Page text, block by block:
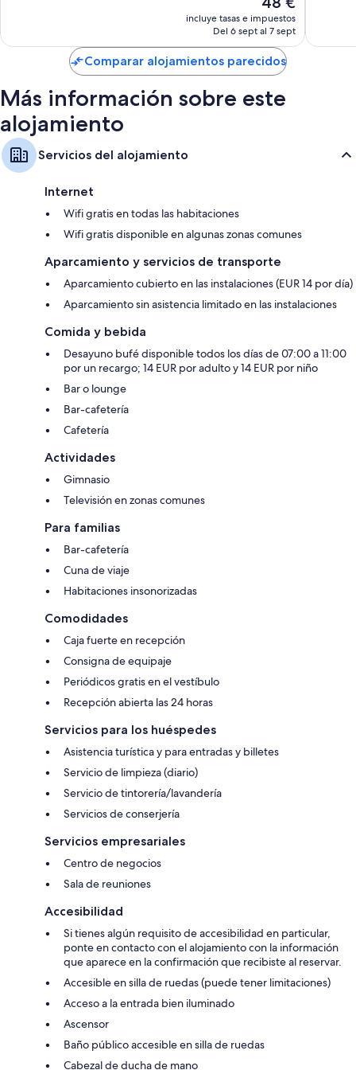
precio
actual
de
48 €
incluye tasas e impuestos
Del 6 sept al 7 sept
Comparar alojamientos parecidos
Más información sobre este
alojamiento
Servicios del alojamiento
Internet
Wifi gratis en todas las habitaciones
Wifi gratis disponible en algunas zonas comunes
Aparcamiento y servicios de transporte
Aparcamiento cubierto en las instalaciones (EUR 14 por día)
Aparcamiento sin asistencia limitado en las instalaciones
Comida y bebida
Desayuno bufé disponible todos los días de 07:00 a 11:00
por un recargo; 14 EUR por adulto y 14 EUR por niño
Bar o lounge
Bar-cafetería
Cafetería
Actividades
Gimnasio
Televisión en zonas comunes
Para familias
Bar-cafetería
Cuna de viaje
Habitaciones insonorizadas
Comodidades
Caja fuerte en recepción
Consigna de equipaje
Periódicos gratis en el vestíbulo
Recepción abierta las 24 horas
Servicios para los huéspedes
Asistencia turística y para entradas y billetes
Servicio de limpieza (diario)
Servicio de tintorería/lavandería
Servicios de conserjería
Servicios empresariales
Centro de negocios
Sala de reuniones
Accesibilidad
Si tienes algún requisito de accesibilidad en particular,
ponte en contacto con el alojamiento con la información
que aparece en la confirmación que recibiste al reservar.
Accesible en silla de ruedas (puede tener limitaciones)
Acceso a la entrada bien iluminado
Ascensor
Baño público accesible en silla de ruedas
Cabezal de ducha de mano